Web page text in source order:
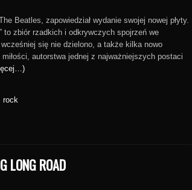
Beatles, zapowiedział wydanie swojej nowej płyty.
to zbiór rzadkich i odkrywczych spojrzeń we
się nie dzielono, a także kilka nowo
autorstwa jednej z najważniejszych postaci
rock
LONG ROAD